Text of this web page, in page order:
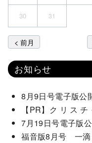
30 31
< 前月
お知らせ
8月9日号電子版公
【PR】ク リ ス
7月19日号電子版
福音版8月号 一滴